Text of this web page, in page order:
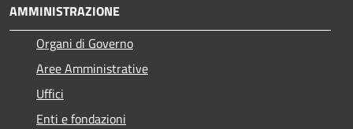
AMMINISTRAZIONE
Organi di Governo
Aree Amministrative
Uffici
Enti e fondazioni